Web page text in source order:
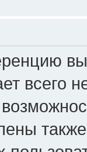
всего